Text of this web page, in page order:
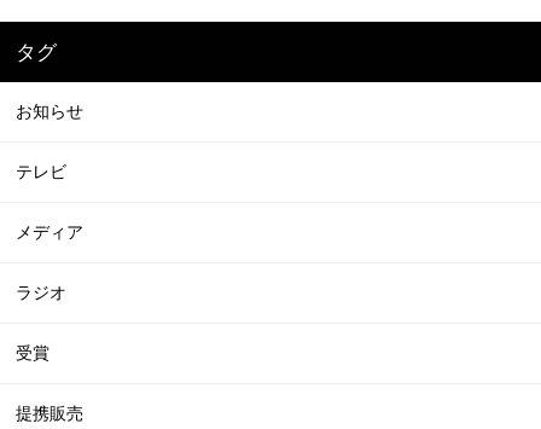
タグ
お知らせ
テレビ
メディア
ラジオ
受賞
提携販売